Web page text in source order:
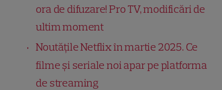
ora de difuzare! Pro TV, modificări de
ultim moment
Noutățile Netflix în martie 2025. Ce
filme și seriale noi apar pe platforma
de streaming